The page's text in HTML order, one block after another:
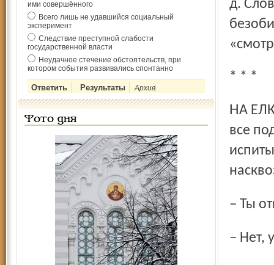
ими совершённого
Всего лишь не удавшийся социальный
эксперимент
Следствие преступной слабости
государственной власти
Неудачное стечение обстоятельств, при
котором события развивались спонтанно
Архив
Фото дня
д.
* * *
НА ЕЛКЕ. Роздано было 600 входных билетов, а детишки
все
– Ты
–